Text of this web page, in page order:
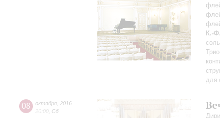
К.-
для
08 октября 2016
20:00 Сб